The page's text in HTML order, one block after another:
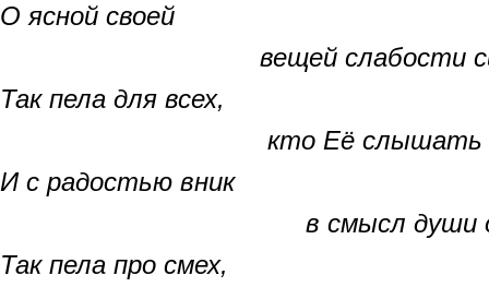
О ясной своей
вещей слабости
Так пела для всех,
кто Её слышать
И с радостью вник
в смысл души
Так пела про смех,